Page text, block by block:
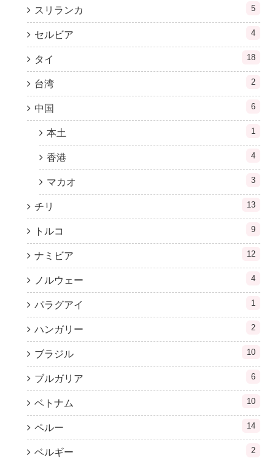
スリランカ 5
セルビア 4
タイ 18
台湾 2
中国 6
本土 1
香港 4
マカオ 3
チリ 13
トルコ 9
ナミビア 12
ノルウェー 4
パラグアイ 1
ハンガリー 2
ブラジル 10
ブルガリア 6
ベトナム 10
ペルー 14
ベルギー 2